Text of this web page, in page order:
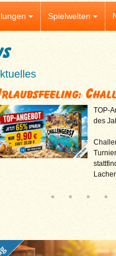
Spielwelten
TOP-
des